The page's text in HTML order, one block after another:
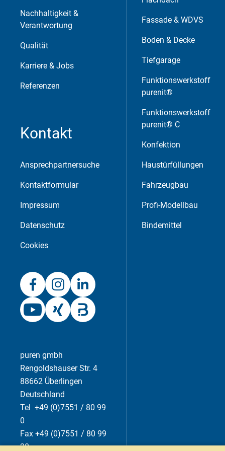
Nachhaltigkeit &
Verantwortung
Qualität
Karriere & Jobs
Referenzen
Kontakt
Ansprechpartnersuche
Kontaktformular
Impressum
Datenschutz
Cookies
puren gmbh
Rengoldshauser Str. 4
88662 Überlingen
Deutschland
Tel +49 (0)7551 / 80 99
0
Fax +49 (0)7551 / 80 99
20
Fassade & WDVS
Boden & Decke
Tiefgarage
Funktionswerkstoff
purenit®
Funktionswerkstoff
purenit® C
Konfektion
Haustürfüllungen
Fahrzeugbau
Profi-Modellbau
Bindemittel
Marketing und Statistik
Marketing und Statistik Cookies werden
eventuelle Drittanbieter weitergeleitet.
Cookie Informationen anzeigen
Akzeptieren Speichern